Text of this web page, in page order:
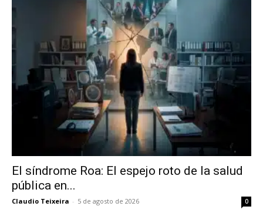
El síndrome Roa: El espejo roto de la salud
pública en...
Claudio Teixeira - 5 de agosto de 2026 0